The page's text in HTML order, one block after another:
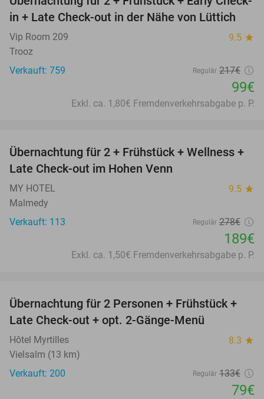
54%
in + Late Check-out in der Nähe von Lüttich
Vip Room 209 9.5 star
Trooz
Verkauft: 759
Regulär 217€
99€
Exkl. ca. 1,80€ Fremdenverkehrsabgabe p. P.
32%
Übernachtung für 2 + Frühstück + Wellness +
Late Check-out im Hohen Venn
MY HOTEL 9.5 star
Malmedy
Verkauft: 113
Regulär 278€
189€
Exkl. ca. 1,50€ Fremdenverkehrsabgabe p. P.
41%
Übernachtung für 2 Personen + Frühstück +
Late Check-out + opt. 2-Gänge-Menü
Hôtel Myrtilles 8.3 star
Vielsalm (13 km)
Verkauft: 200
Regulär 133€
79€